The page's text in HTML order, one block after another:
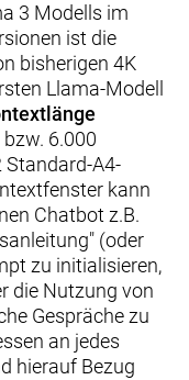
3 Modells im
ist die
bisherigen 4K
Llama-Modell
6.000
Standard-A4-
kann
Chatbot z.B.
(oder
zu initialisieren,
die Nutzung von
Gespräche zu
an jedes
hierauf Bezug